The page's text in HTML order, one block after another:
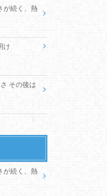
が続く、熱
け
その後は
が続く、熱